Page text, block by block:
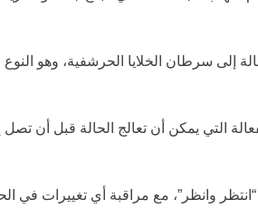
سرطان الخلايا الحرشفية، وهو النوع
التي يمكن أن تعالج الحالة قبل أن تصل
وانظر”، مع مراقبة أي تغييرات في